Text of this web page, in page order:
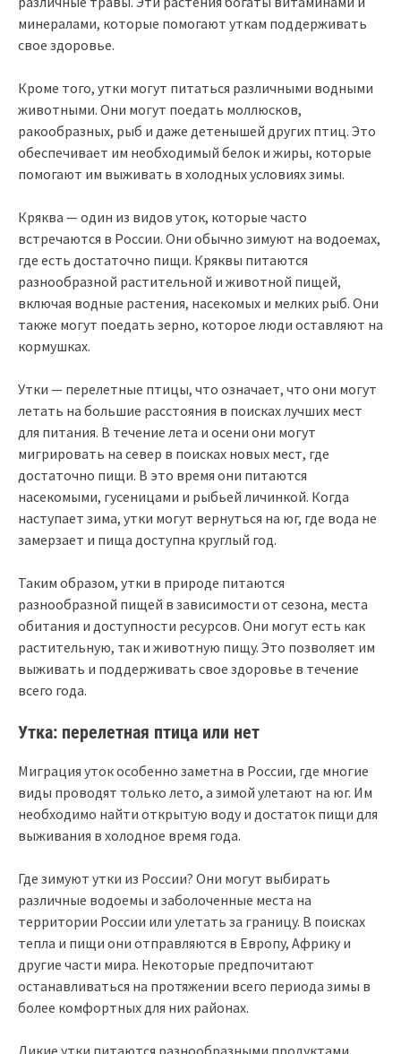
минералами, которые помогают уткам поддерживать
свое здоровье.
Кроме того, утки могут питаться различными водными
животными. Они могут поедать моллюсков,
ракообразных, рыб и даже детенышей других птиц. Это
обеспечивает им необходимый белок и жиры, которые
помогают им выживать в холодных условиях зимы.
Кряква — один из видов уток, которые часто
встречаются в России. Они обычно зимуют на водоемах,
где есть достаточно пищи. Кряквы питаются
разнообразной растительной и животной пищей,
включая водные растения, насекомых и мелких рыб. Они
также могут поедать зерно, которое люди оставляют на
кормушках.
Утки — перелетные птицы, что означает, что они могут
летать на большие расстояния в поисках лучших мест
для питания. В течение лета и осени они могут
мигрировать на север в поисках новых мест, где
достаточно пищи. В это время они питаются
насекомыми, гусеницами и рыбьей личинкой. Когда
наступает зима, утки могут вернуться на юг, где вода не
замерзает и пища доступна круглый год.
Таким образом, утки в природе питаются
разнообразной пищей в зависимости от сезона, места
обитания и доступности ресурсов. Они могут есть как
растительную, так и животную пищу. Это позволяет им
выживать и поддерживать свое здоровье в течение
всего года.
Утка: перелетная птица или нет
Миграция уток особенно заметна в России, где многие
виды проводят только лето, а зимой улетают на юг. Им
необходимо найти открытую воду и достаток пищи для
выживания в холодное время года.
Где зимуют утки из России? Они могут выбирать
различные водоемы и заболоченные места на
территории России или улетать за границу. В поисках
тепла и пищи они отправляются в Европу, Африку и
другие части мира. Некоторые предпочитают
останавливаться на протяжении всего периода зимы в
более комфортных для них районах.
Дикие утки питаются разнообразными продуктами